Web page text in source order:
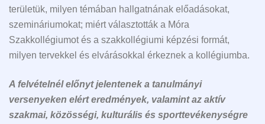
területük, milyen témában hallgatnának előadásokat,
szemináriumokat; miért választották a Móra
Szakkollégiumot és a szakkollégiumi képzési formát,
milyen tervekkel és elvárásokkal érkeznek a kollégiumba.
A felvételnél előnyt jelentenek a tanulmányi
versenyeken elért eredmények, valamint az aktív
szakmai, közösségi, kulturális és sporttevékenységre